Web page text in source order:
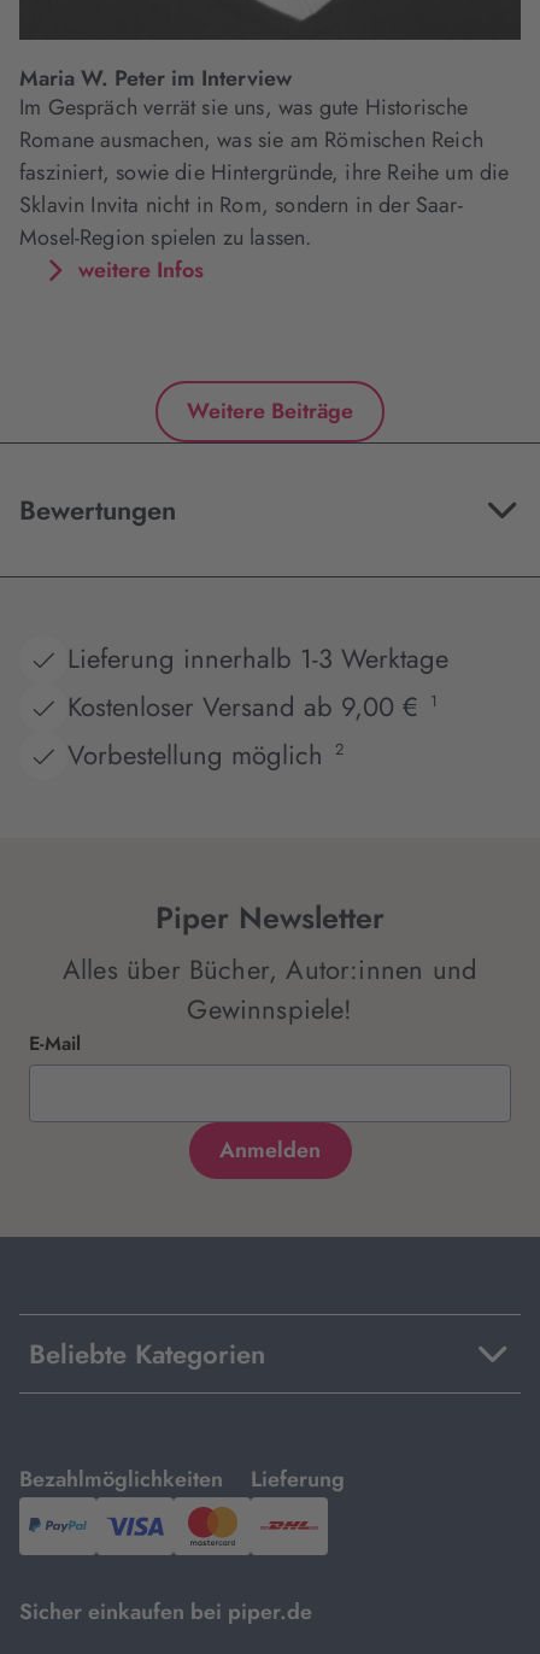
Maria W. Peter im Interview
Im Gespräch verrät sie uns, was gute Historische
Romane ausmachen, was sie am Römischen Reich
fasziniert, sowie die Hintergründe, ihre Reihe um die
Sklavin Invita nicht in Rom, sondern in der Saar-
Mosel-Region spielen zu lassen.
weitere Infos
Weitere Beiträge
Bewertungen
Lieferung innerhalb 1-3 Werktage
Kostenloser Versand ab 9,00 €
1
Vorbestellung möglich 2
Piper Newsletter
Alles über Bücher, Autor:innen und
Gewinnspiele!
E-Mail
Beliebte Kategorien
Bezahlmöglichkeiten
mit
PayPal,Visa
und
Lieferung
mit
DHL.
Sicher einkaufen bei piper.de